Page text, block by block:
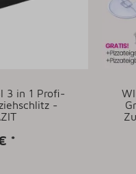
3 in 1 Profi-
-
*